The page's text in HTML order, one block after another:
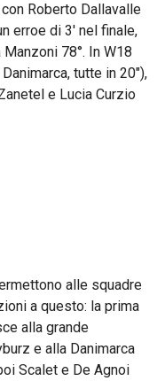
Roberto Dallavalle
erroe di 3′ nel finale,
78°. In W18
tutte in 20″),
e Lucia Curzio
alle squadre
a questo: la prima
alla grande
e alla Danimarca
Scalet e De Agnoi